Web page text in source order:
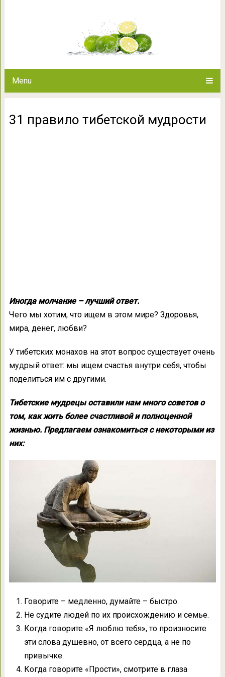
Menu
31 правило тибетской мудрости
Иногда молчание – лучший ответ.
Чего мы хотим, что ищем в этом мире? Здоровья,
мира, денег, любви?
У тибетских монахов на этот вопрос существует очень
мудрый ответ: мы ищем счастья внутри себя, чтобы
поделиться им с другими.
Тибетские мудрецы оставили нам много советов о
том, как жить более счастливой и полноценной
жизнью. Предлагаем ознакомиться с некоторыми из
них:
Говорите – медленно, думайте – быстро.
Не судите людей по их происхождению и семье.
Когда говорите «Я люблю тебя», то произносите
эти слова душевно, от всего сердца, а не по
привычке.
Когда говорите «Прости», смотрите в глаза